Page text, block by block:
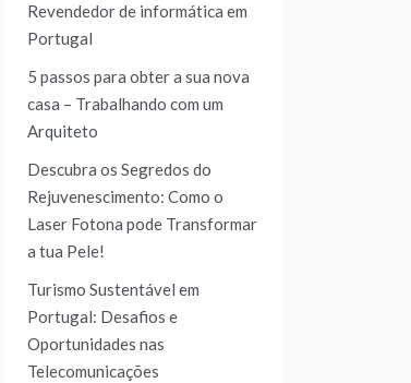
Revendedor de informática em
Portugal
5 passos para obter a sua nova
casa – Trabalhando com um
Arquiteto
Descubra os Segredos do
Rejuvenescimento: Como o
Laser Fotona pode Transformar
a tua Pele!
Turismo Sustentável em
Portugal: Desafios e
Oportunidades nas
Telecomunicações